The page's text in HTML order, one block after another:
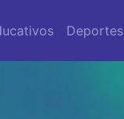
Deportes